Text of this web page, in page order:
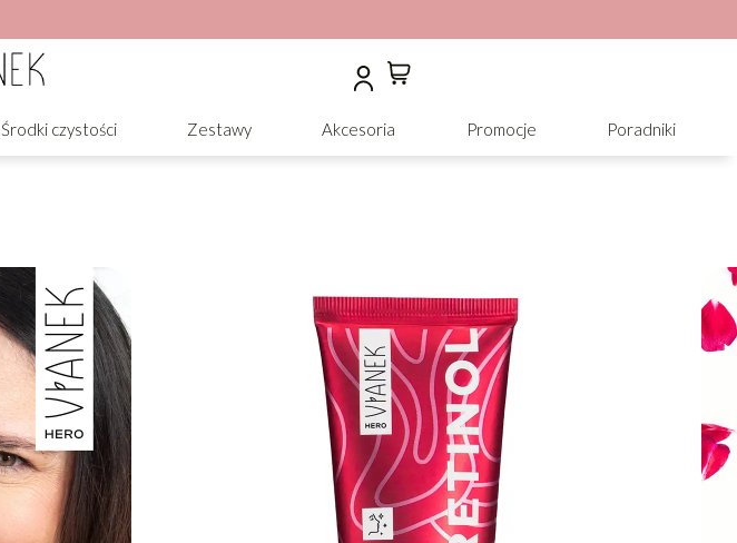
Środki czystości Zestawy Akcesoria Promocje Poradniki